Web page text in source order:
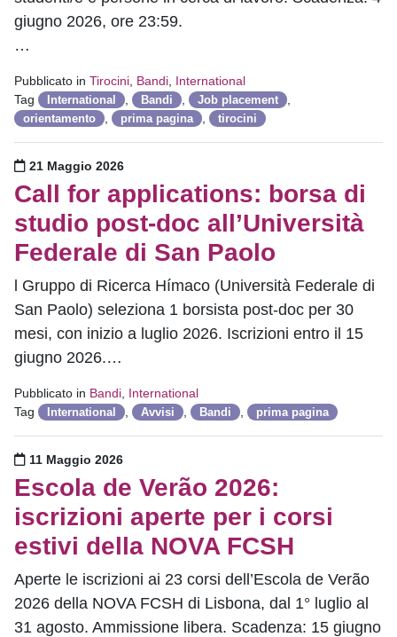
giugno 2026, ore 23:59.
…
Pubblicato in Tirocini Bandi International
Tag
International Bandi Job placement
orientamento prima pagina tirocini
Pubblicato il
21 Maggio 2026
Call for applications: borsa di
studio post-doc all’Università
Federale di San Paolo
l Gruppo di Ricerca Hímaco (Università Federale di
San Paolo) seleziona 1 borsista post-doc per 30
mesi, con inizio a luglio 2026. Iscrizioni entro il 15
giugno 2026.…
Pubblicato in Bandi International
Tag
International Avvisi Bandi prima pagina
Pubblicato il
11 Maggio 2026
Escola de Verão 2026:
iscrizioni aperte per i corsi
estivi della NOVA FCSH
Aperte le iscrizioni ai 23 corsi dell’Escola de Verão
2026 della NOVA FCSH di Lisbona, dal 1° luglio al
31 agosto. Ammissione libera. Scadenza: 15 giugno